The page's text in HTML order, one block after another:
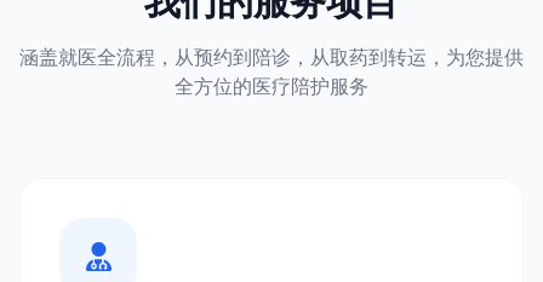
涵盖就医全流程，从预约到陪诊，从取药到转运，为您提供
全方位的医疗陪护服务